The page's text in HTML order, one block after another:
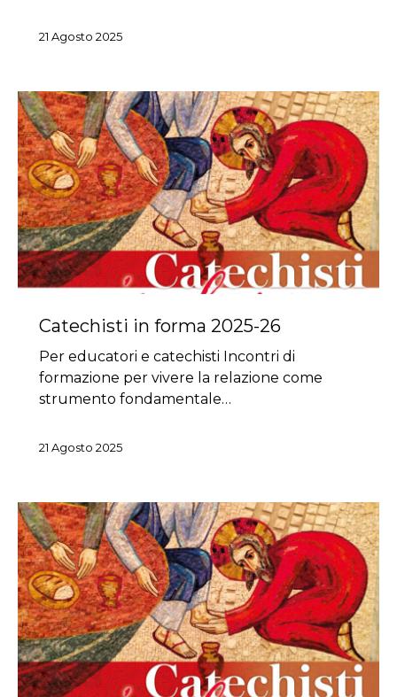
21 Agosto 2025
Catechisti in forma 2025-26
Per educatori e catechisti Incontri di
formazione per vivere la relazione come
strumento fondamentale…
21 Agosto 2025